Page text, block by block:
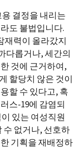
결정을 내리는
도 불법입니다.
재력이 올라갔지
다롭거나, 세간의
것에 근거하여,
할당치 않은 것이
할 수 있다고, 혹
스-19에 감염되
있는 여성직원
수 없거나, 선호하
기획을 재배정하